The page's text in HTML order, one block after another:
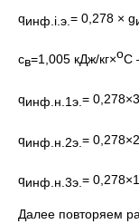
qинф.i.э.= 0,278 × g
cв=1,005 кДж/кг×оС
qинф.н.1э.=
qинф.н.2э. =
qинф.н.3э.=
Далее повторяем